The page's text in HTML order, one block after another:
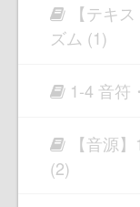
【テキ
ズム (1)
1-4 音符
【音源
(2)